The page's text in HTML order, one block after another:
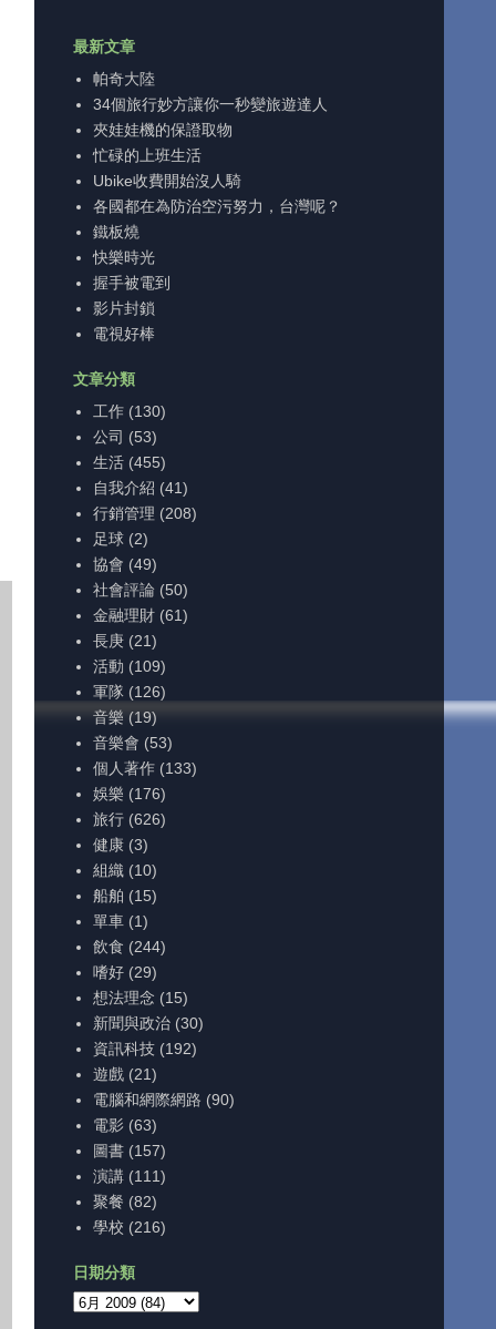
最新文章
帕奇大陸
34個旅行妙方讓你一秒變旅遊達人
夾娃娃機的保證取物
忙碌的上班生活
Ubike收費開始沒人騎
各國都在為防治空污努力，台灣呢？
鐵板燒
快樂時光
握手被電到
影片封鎖
電視好棒
文章分類
工作 (130)
公司 (53)
生活 (455)
自我介紹 (41)
行銷管理 (208)
足球 (2)
協會 (49)
社會評論 (50)
金融理財 (61)
長庚 (21)
活動 (109)
軍隊 (126)
音樂 (19)
音樂會 (53)
個人著作 (133)
娛樂 (176)
旅行 (626)
健康 (3)
組織 (10)
船舶 (15)
單車 (1)
飲食 (244)
嗜好 (29)
想法理念 (15)
新聞與政治 (30)
資訊科技 (192)
遊戲 (21)
電腦和網際網路 (90)
電影 (63)
圖書 (157)
演講 (111)
聚餐 (82)
學校 (216)
日期分類